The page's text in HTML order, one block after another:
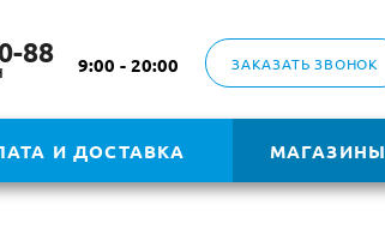
88 9:00 - 20:00 ЗАКАЗАТЬ ЗВОНОК
И ДОСТАВКА МАГАЗИНЫ